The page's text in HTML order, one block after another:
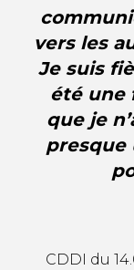
vers les
Je suis
été une
que je
presque
CDDI du